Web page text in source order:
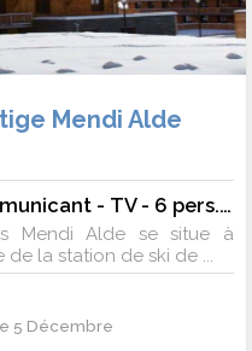
Mendi Alde
Appartement et studio communicant - TV - 6 pers. - 60m2 - Animaux admis
Mendi Alde se situe à
la station de ski de ...
5 Décembre